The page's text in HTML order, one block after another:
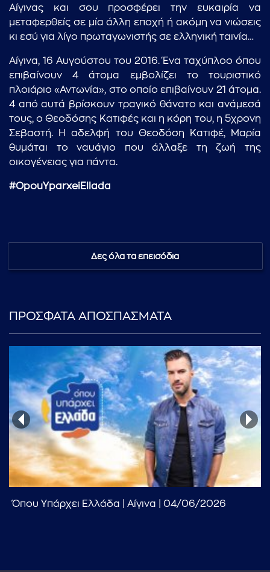
...πληκτρολογήστε κείμενο προς αναζήτηση
Αίγινας και σου προσφέρει την ευκαιρία να
μεταφερθείς σε μία άλλη εποχή ή ακόμη να νιώσεις
κι εσύ για λίγο πρωταγωνιστής σε ελληνική ταινία…
Αίγινα, 16 Αυγούστου του 2016. Ένα ταχύπλοο όπου
επιβαίνουν 4 άτομα εμβολίζει το τουριστικό
πλοιάριο «Αντωνία», στο οποίο επιβαίνουν 21 άτομα.
4 από αυτά βρίσκουν τραγικό θάνατο και ανάμεσά
τους, ο Θεοδόσης Κατιφές και η κόρη του, η 5χρονη
Σεβαστή. Η αδελφή του Θεοδόση Κατιφέ, Μαρία
θυμάται το ναυάγιο που άλλαξε τη ζωή της
οικογένειας για πάντα.
#OpouYparxeiEllada
Δες όλα τα επεισόδια
ΠΡΟΣΦΑΤΑ ΑΠΟΣΠΑΣΜΑΤΑ
Όπου Υπάρχει Ελλάδα | Αίγινα | 04/06/2026